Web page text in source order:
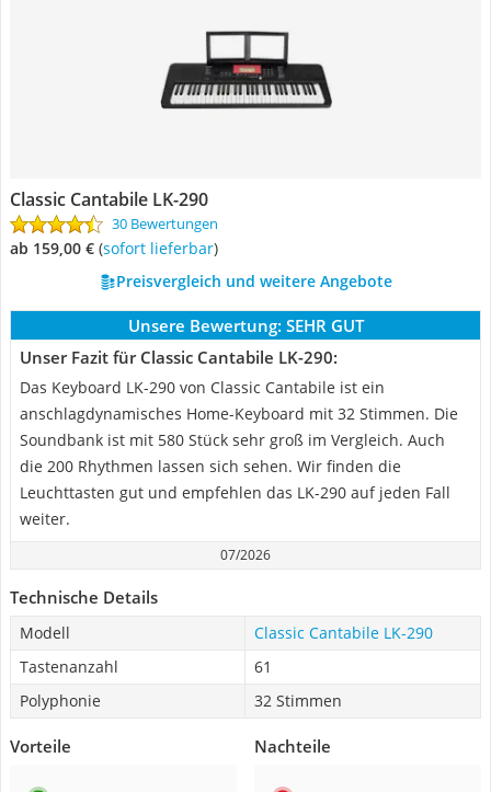
Classic Cantabile LK-290
30 Bewertungen
ab 159,00 € ( Sofort lieferbar)
Preisvergleich und weitere Angebote
Unsere Bewertung: SEHR GUT
Unser Fazit für Classic Cantabile LK-290:
Das Keyboard LK-290 von Classic Cantabile ist ein
anschlagdynamisches Home-Keyboard mit 32 Stimmen. Die
Soundbank ist mit 580 Stück sehr groß im Vergleich. Auch
die 200 Rhythmen lassen sich sehen. Wir finden die
Leuchttasten gut und empfehlen das LK-290 auf jeden Fall
weiter.
07/2026
Technische Details
Modell
Classic Cantabile LK-290
Tastenanzahl
61
Polyphonie
32 Stimmen
Vorteile Nachteile